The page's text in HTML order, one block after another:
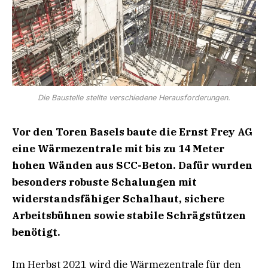
Die Baustelle stellte verschiedene Herausforderungen.
Vor den Toren Basels baute die Ernst Frey AG
eine Wärmezentrale mit bis zu 14 Meter
hohen Wänden aus SCC-Beton. Dafür wurden
besonders robuste Schalungen mit
widerstandsfähiger Schalhaut, sichere
Arbeitsbühnen sowie stabile Schrägstützen
benötigt.
Im Herbst 2021 wird die Wärmezentrale für den